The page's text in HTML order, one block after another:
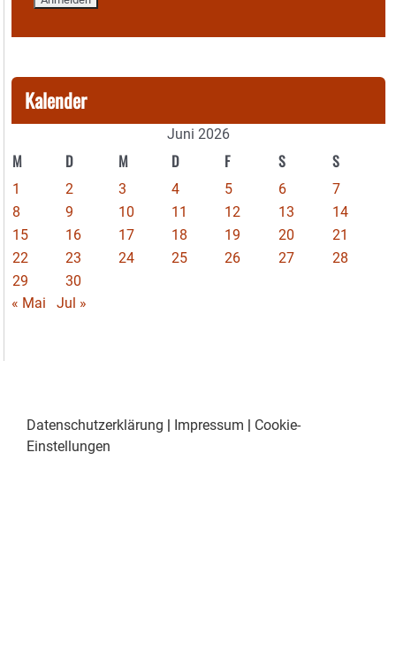
Kalender
Juni 2026
M D M D F S S
1 2 3 4 5 6
7
8
9 10 11 12 13
14
15
16 17 18 19 20
21
22
23 24 25 26 27
28
29
30
« Mai
Jul »
Datenschutzerklärung Impressum
Cookie-
Einstellungen